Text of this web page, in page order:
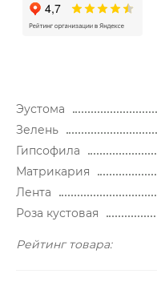
Эустома
Зелень
Гипсофила
Матрикария
Лента
Роза кустовая
Рейтинг товара: